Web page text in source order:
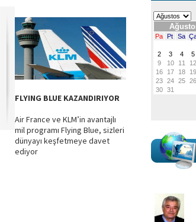
FLYING BLUE KAZANDIRIYOR
Air France ve KLM’in avantajlı
mil programı Flying Blue, sizleri
dünyayı keşfetmeye davet
ediyor